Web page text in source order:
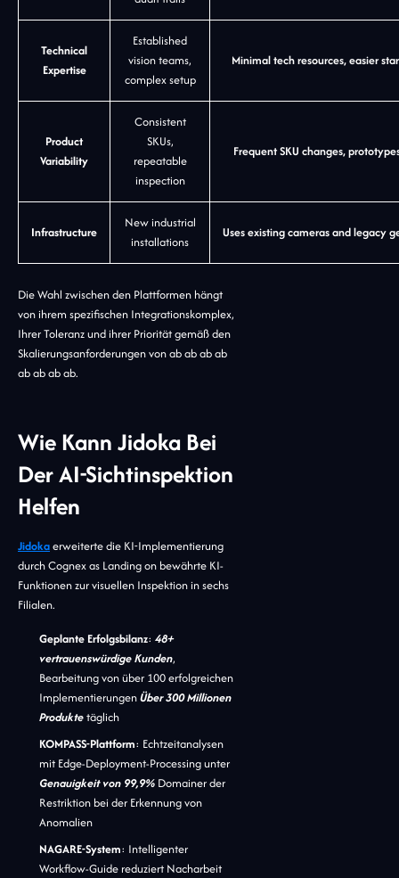
Technical
Expertise
Established
vision teams,
complex setup
Minimal tech resources, easier
Product
Variability
Consistent
SKUs,
repeatable
inspection
Frequent SKU changes,
Infrastructure
New industrial
installations
Uses existing cameras and legacy
Die Wahl zwischen den Plattformen hängt
von ihrem spezifischen Integrationskomplex,
Ihrer Toleranz und ihrer Priorität gemäß den
Skalierungsanforderungen von ab ab ab ab
ab ab ab ab.
Wie Kann Jidoka Bei
Der AI-Sichtinspektion
Helfen
Jidokaerweiterte die KI-Implementierung
durch Cognex as Landing on bewährte KI-
Funktionen zur visuellen Inspektion in sechs
Filialen.
Geplante Erfolgsbilanz: 48+
vertrauenswürdige Kunden,
Bearbeitung von über 100 erfolgreichen
ImplementierungenÜber 300 Millionen
Produktetäglich
KOMPASS-Plattform: Echtzeitanalysen
mit Edge-Deployment-Processing unter
Genauigkeit von 99,9% Domainer der
Restriktion bei der Erkennung von
Anomalien
NAGARE-System: Intelligenter
Workflow-Guide reduziert Nacharbeit